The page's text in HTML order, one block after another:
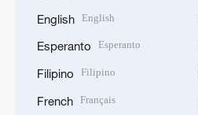
English English
Esperanto Esperanto
Filipino Filipino
French Français